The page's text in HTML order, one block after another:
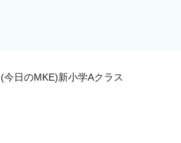
(今日のMKE)新小学Aクラス